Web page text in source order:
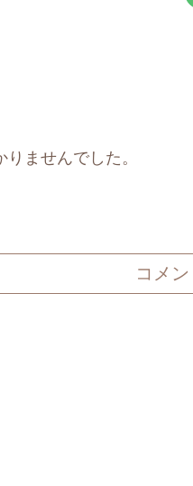
ませんでした。
コメ